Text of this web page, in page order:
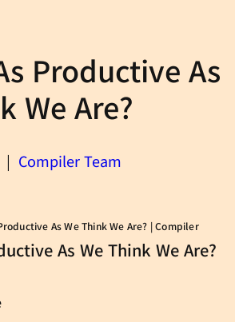
Productive As
We Are?
| Compiler Team
As We Think We Are? | Compiler
As We Think We Are?